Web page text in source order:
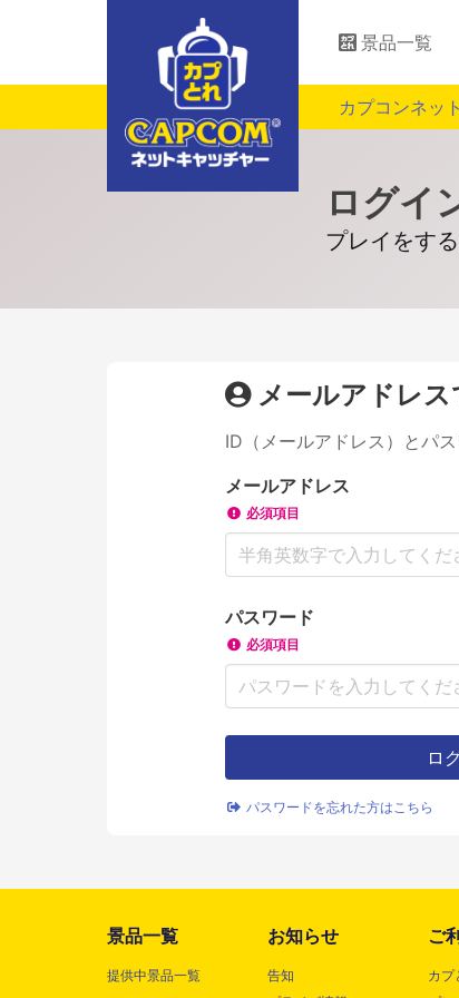
景品一覧
カプコンネッ
ログイ
プレイをす
メールアドレス
ID（メールアドレス）とパ
メールアドレス
必須項目
パスワード
必須項目
パスワードを忘れた方はこちら
景品一覧
提供中景品一覧
お知らせ
告知
ご
カプ